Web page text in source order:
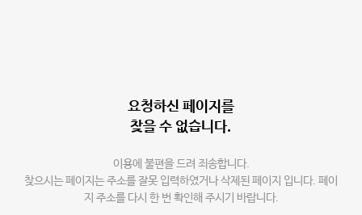
요청하신 페이지를
찾을 수 없습니다.
이용에 불편을 드려 죄송합니다.
찾으시는 페이지는 주소를 잘못 입력하였거나 삭제된 페이지 입니다. 페이
지 주소를 다시 한 번 확인해 주시기 바랍니다.